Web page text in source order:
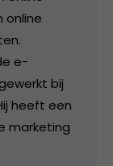
online
e-
bij
heeft een
marketing